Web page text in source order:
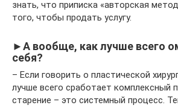
знать, что приписка «авторская
того, чтобы продать услугу.
►А вообще, как лучше всего
себя?
– Если говорить о пластической
лучше всего сработает комплексный
старение – это системный процесс.